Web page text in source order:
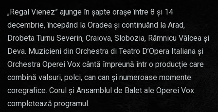
„Regal Vienez” ajunge în șapte orașe între 8 și 14
decembrie, începând la Oradea și continuând la Arad,
Drobeta Turnu Severin, Craiova, Slobozia, Râmnicu Vâlcea și
Deva. Muzicieni din Orchestra di Teatro D’Opera Italiana și
Orchestra Operei Vox cântă împreună într o producție care
combină valsuri, polci, can can și numeroase momente
coregrafice. Corul și Ansamblul de Balet ale Operei Vox
completează programul.